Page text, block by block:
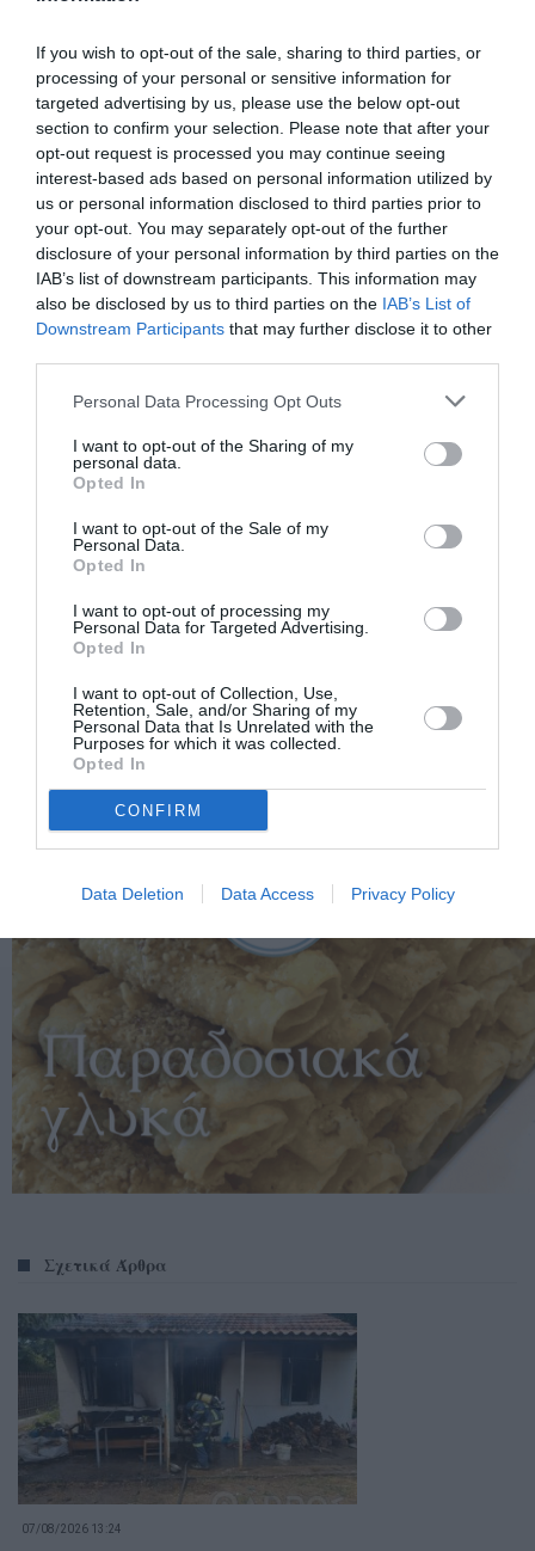
If you wish to opt-out of the sale, sharing to third parties, or
processing of your personal or sensitive information for
targeted advertising by us, please use the below opt-out
section to confirm your selection. Please note that after your
opt-out request is processed you may continue seeing
interest-based ads based on personal information utilized by
us or personal information disclosed to third parties prior to
your opt-out. You may separately opt-out of the further
disclosure of your personal information by third parties on the
IAB’s list of downstream participants. This information may
also be disclosed by us to third parties on the IAB’s List of
Downstream Participants that may further disclose it to other
Personal Data Processing Opt Outs
I want to opt-out of the Sharing of my
personal data.
Opted In
I want to opt-out of the Sale of my
Personal Data.
Opted In
I want to opt-out of processing my
Personal Data for Targeted Advertising.
Opted In
I want to opt-out of Collection, Use,
Retention, Sale, and/or Sharing of my
Personal Data that Is Unrelated with the
Purposes for which it was collected.
Opted In
CONFIRM
Data Deletion Data Access Privacy Policy
Facebook Twitter
Σχετικά Άρθρα
07/08/2026 13:24